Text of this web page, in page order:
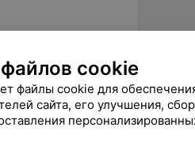
cookie
файлы cookie для
сайта, его улучшения,